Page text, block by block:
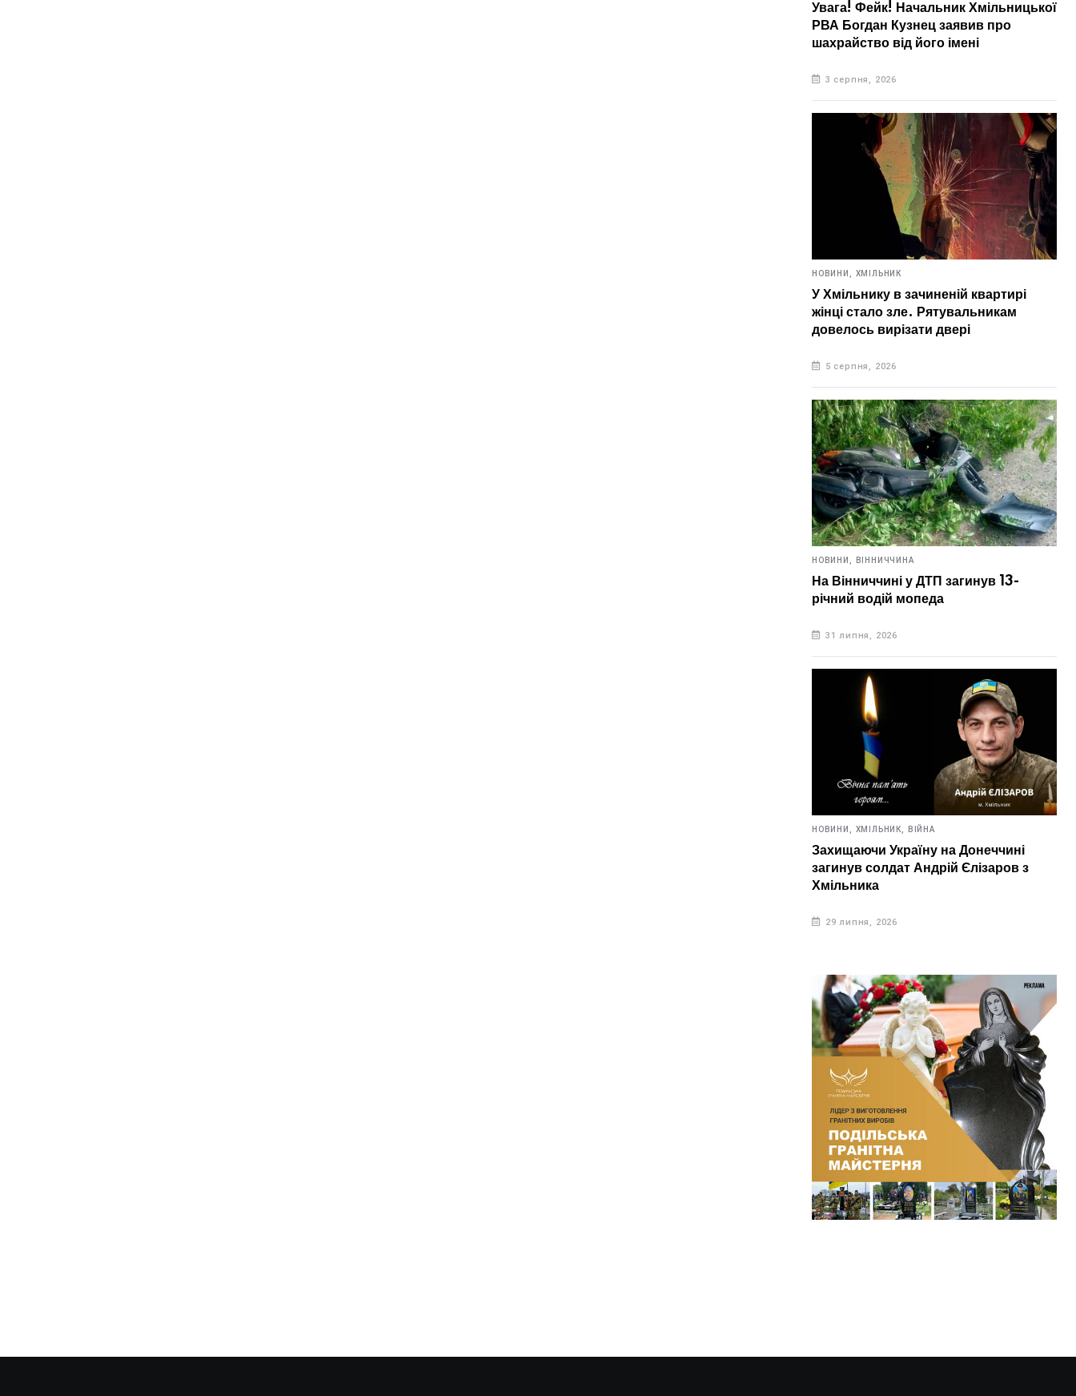
Увага! Фейк! Начальник Хмільницької
РВА Богдан Кузнец заявив про
шахрайство від його імені
3 серпня, 2026
НОВИНИ, ХМІЛЬНИК
У Хмільнику в зачиненій квартирі
жінці стало зле. Рятувальникам
довелось вирізати двері
5 серпня, 2026
НОВИНИ, ВІННИЧЧИНА
На Вінниччині у ДТП загинув 13-
річний водій мопеда
31 липня, 2026
НОВИНИ, ХМІЛЬНИК, ВІЙНА
Захищаючи Україну на Донеччині
загинув солдат Андрій Єлізаров з
Хмільника
29 липня, 2026